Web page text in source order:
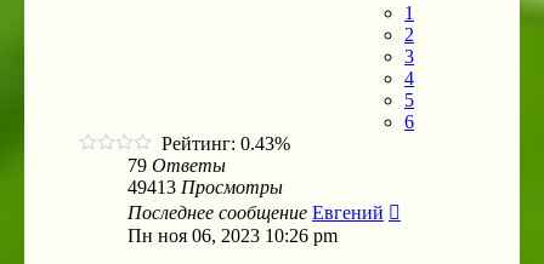
1
2
3
4
5
6
Рейтинг: 0.43%
79 Ответы
49413 Просмотры
Последнее сообщение Евгений
Пн ноя 06, 2023 10:26 pm